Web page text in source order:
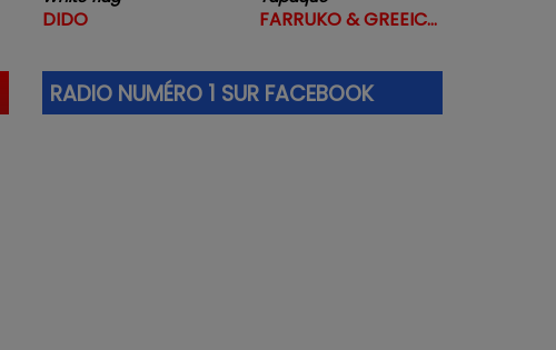
DIDO FARRUKO & GREEICY & STEVE AOKI
RADIO NUMÉRO 1 SUR FACEBOOK